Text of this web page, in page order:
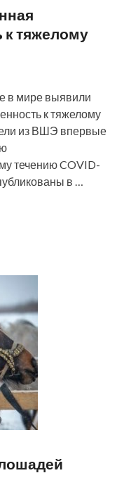
к тяжелому
в мире выявили
к тяжелому
из ВШЭ впервые
течению COVID-
в …